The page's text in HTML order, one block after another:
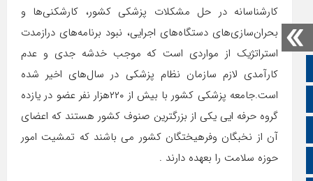
صفحه نخست
تالار گفتمان
اپلیکیشن سایت
کارشناسانه در حل مشکلات پزشکی کشور، کارشکنی‌ها و
بحران‌سازی‌های دستگاه‌‌‌های اجرایی، نبود برنامه‌های درازمدت
استراتژیک از مواردی است که موجب خدشه‌ جدی و عدم
کارآمدی لازم سازمان نظام پزشکی در سال‌های اخیر شده
است.جامعه پزشکی کشور با بیش از ۲۲۰هزار نفر عضو در یازده
گروه حرفه ایی یکی از بزرگترین صنوف کشور هستند که اعضای
آن از نخبگان وفرهیختگان کشور می باشند که تمشیت امور
حوزه سلامت را بعهده دارند .